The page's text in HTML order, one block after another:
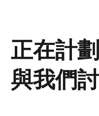
正在計
與我們